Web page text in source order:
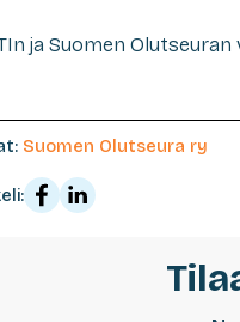
ja Suomen Olutseuran
Suomen Olutseura ry